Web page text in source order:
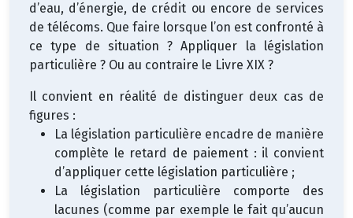
d’eau, d’énergie, de crédit ou encore de services
de télécoms. Que faire lorsque l’on est confronté à
ce type de situation ? Appliquer la législation
particulière ? Ou au contraire le Livre XIX ?
Il convient en réalité de distinguer deux cas de
figures :
La législation particulière encadre de manière
complète le retard de paiement : il convient
d’appliquer cette législation particulière ;
La législation particulière comporte des
lacunes (comme par exemple le fait qu’aucun